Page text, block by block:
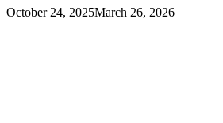
October 24, 2025March 26, 2026